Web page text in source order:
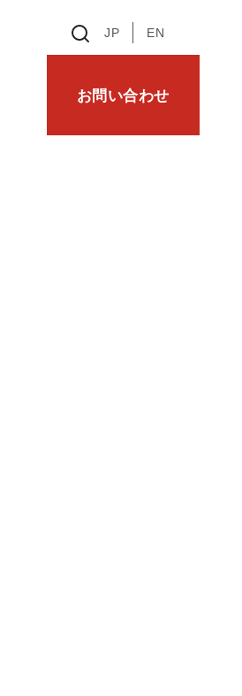
JP EN
お問い合わせ